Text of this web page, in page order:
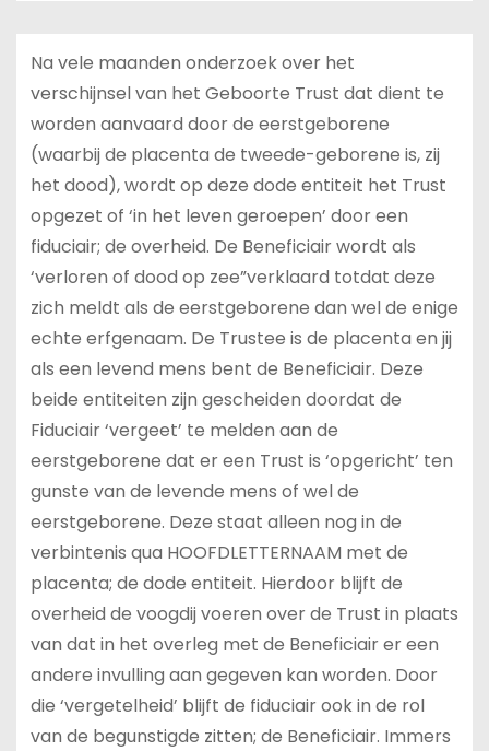
Na vele maanden onderzoek over het
verschijnsel van het Geboorte Trust dat dient te
worden aanvaard door de eerstgeborene
(waarbij de placenta de tweede-geborene is, zij
het dood), wordt op deze dode entiteit het Trust
opgezet of ‘in het leven geroepen’ door een
fiduciair; de overheid. De Beneficiair wordt als
‘verloren of dood op zee”verklaard totdat deze
zich meldt als de eerstgeborene dan wel de enige
echte erfgenaam. De Trustee is de placenta en jij
als een levend mens bent de Beneficiair. Deze
beide entiteiten zijn gescheiden doordat de
Fiduciair ‘vergeet’ te melden aan de
eerstgeborene dat er een Trust is ‘opgericht’ ten
gunste van de levende mens of wel de
eerstgeborene. Deze staat alleen nog in de
verbintenis qua HOOFDLETTERNAAM met de
placenta; de dode entiteit. Hierdoor blijft de
overheid de voogdij voeren over de Trust in plaats
van dat in het overleg met de Beneficiair er een
andere invulling aan gegeven kan worden. Door
die ‘vergetelheid’ blijft de fiduciair ook in de rol
van de begunstigde zitten; de Beneficiair. Immers